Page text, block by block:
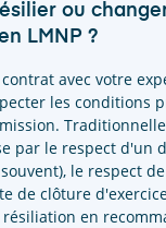
ou
LMNP ?
avec votre
les conditions
par le respect d'un
le respect
de clôture
en